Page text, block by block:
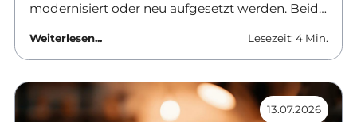
modernisiert oder neu aufgesetzt werden. Beide
darunterliegenden Hardware, aber sie tun es auf
unterschiedlichen Ebenen und mit
unterschiedlichen Folgen für Betrieb, Sicherheit
und Kosten. Dieser Beitrag ordnet die
Unterschiede ein und nennt Kriterien für die
Weiterlesen... Lesezeit: 4 Min.
13.07.2026